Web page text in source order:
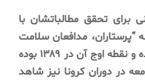
برای تحقق مطالباتشان با
“پرستاران، مدافعان سلامت
جامعه را دریابیم” نوشته: پرستاران اعتراضات خود را در سال ۱۳۷۶ شروع کرده و نقطه اوج آن در ۱۳۸۹ بوده
در دوران کرونا نیز شاهد